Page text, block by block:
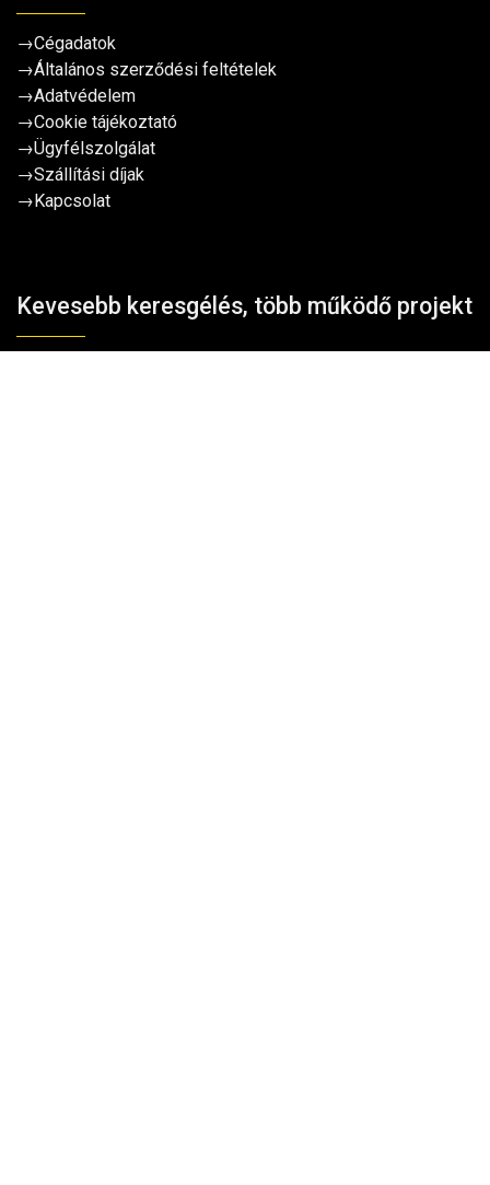
→Cégadatok
→Általános szerződési feltételek
→Adatvédelem
→Cookie tájékoztató
→Ügyfélszolgálat
→Szállítási díjak
→ Kapcsolat
Kevesebb keresgélés, több működő projekt